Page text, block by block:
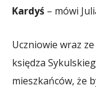
Kardyś – mówi
Uczniowie wraz
księdza
mieszkańców, że